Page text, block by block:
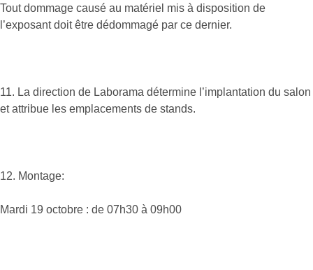
Tout dommage causé au matériel mis à disposition de
l’exposant doit être dédommagé par ce dernier.
11. La direction de Laborama détermine l’implantation du salon
et attribue les emplacements de stands.
12. Montage:
Mardi 19 octobre : de 07h30 à 09h00